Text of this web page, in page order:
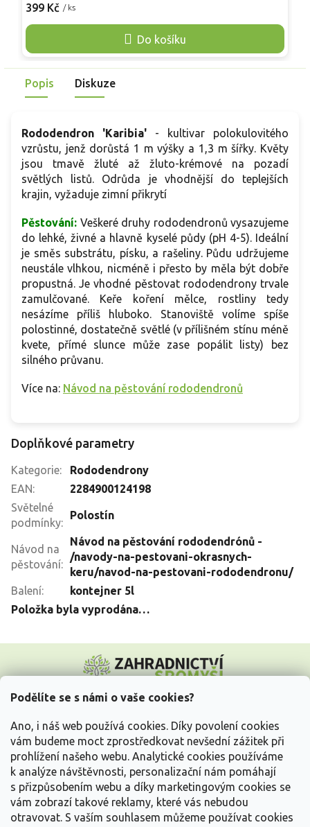
Podělíte se s námi o vaše cookies?
Ano, i náš web používá cookies. Díky povolení cookies
vám budeme moct zprostředkovat nevšední zážitek při
prohlížení našeho webu. Analytické cookies používáme
k analýze návštěvnosti, personalizační nám pomáhají
s přizpůsobením webu a díky marketingovým cookies se
vám zobrazí takové reklamy, které vás nebudou
otravovat. S vaším souhlasem můžeme používat cookies
399 Kč / ks
Do košíku
větší nádoby. V dubnu a květnu nese množství široce
vůní. Drobné tmavě zelené listy drží úhledný vzhled po celý
rok. Dobře ladí s vřesy, borůvkami, nízkými jehličnany,
úzkém záhonu.
Popis Diskuze
Rododendron 'Karibia' - kultivar polokulovitého
vzrůstu, jenž dorůstá 1 m výšky a 1,3 m šířky. Květy
jsou tmavě žluté až žluto-krémové na pozadí
světlých listů. Odrůda je vhodnější do teplejších
krajin, vyžaduje zimní přikrytí
Pěstování: Veškeré druhy rododendronů vysazujeme
do lehké, živné a hlavně kyselé půdy (pH 4-5). Ideální
je směs substrátu, písku, a rašeliny. Půdu udržujeme
neustále vlhkou, nicméně i přesto by měla být dobře
propustná. Je vhodné pěstovat rododendrony trvale
zamulčované. Keře koření mělce, rostliny tedy
nesázíme příliš hluboko. Stanoviště volíme spíše
polostinné, dostatečně světlé (v přílišném stínu méně
kvete, přímé slunce může zase popálit listy) bez
silného průvanu.
Více na: Návod na pěstování rododendronů
Doplňkové parametry
Kategorie:
Rododendrony
EAN:
2284900124198
Světelné
podmínky:
Polostín
Návod na
pěstování:
Návod na pěstování rododendrónů -
/navody-na-pestovani-okrasnych-
keru/navod-na-pestovani-rododendronu/
Balení:
kontejner 5l
Položka byla vyprodána…
p
Vše o nákupu
Informace pro Vás
Kontakujte nás